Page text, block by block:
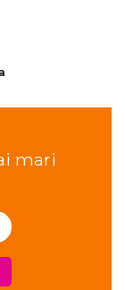
mari